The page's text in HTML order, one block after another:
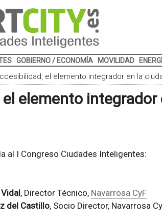
GOBIERNO / ECONOMÍA MOVILIDAD
el elemento integrador en la
elemento integrador
al I Congreso Ciudades Inteligentes:
, Director Técnico, Navarrosa CyF
del Castillo, Socio Director, Navarrosa